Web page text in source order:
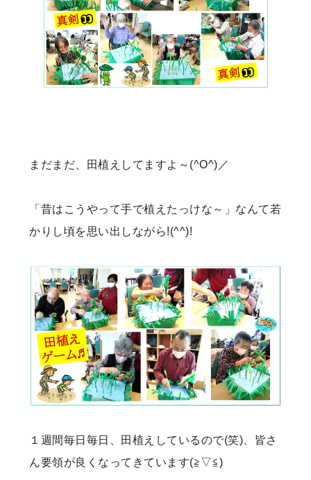
まだまだ、田植えしてますよ～(^O^)／
「昔はこうやって手で植えたっけな～」なんて若
かりし頃を思い出しながら!(^^)!
１週間毎日毎日、田植えしているので(笑)、皆さ
ん要領が良くなってきています(≧▽≦)